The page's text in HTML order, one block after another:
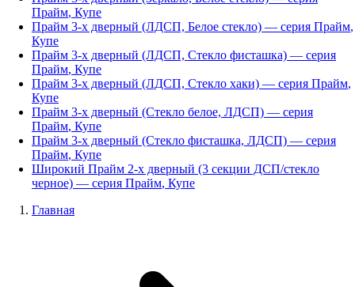
Прайм, Купе
Прайм 3-х дверный (ЛДСП, Белое стекло) — серия Прайм,
Купе
Прайм 3-х дверный (ЛДСП, Стекло фисташка) — серия
Прайм, Купе
Прайм 3-х дверный (ЛДСП, Стекло хаки) — серия Прайм,
Купе
Прайм 3-х дверный (Стекло белое, ЛДСП) — серия
Прайм, Купе
Прайм 3-х дверный (Стекло фисташка, ЛДСП) — серия
Прайм, Купе
Широкий Прайм 2-х дверный (3 секции ДСП/стекло
черное) — серия Прайм, Купе
Главная